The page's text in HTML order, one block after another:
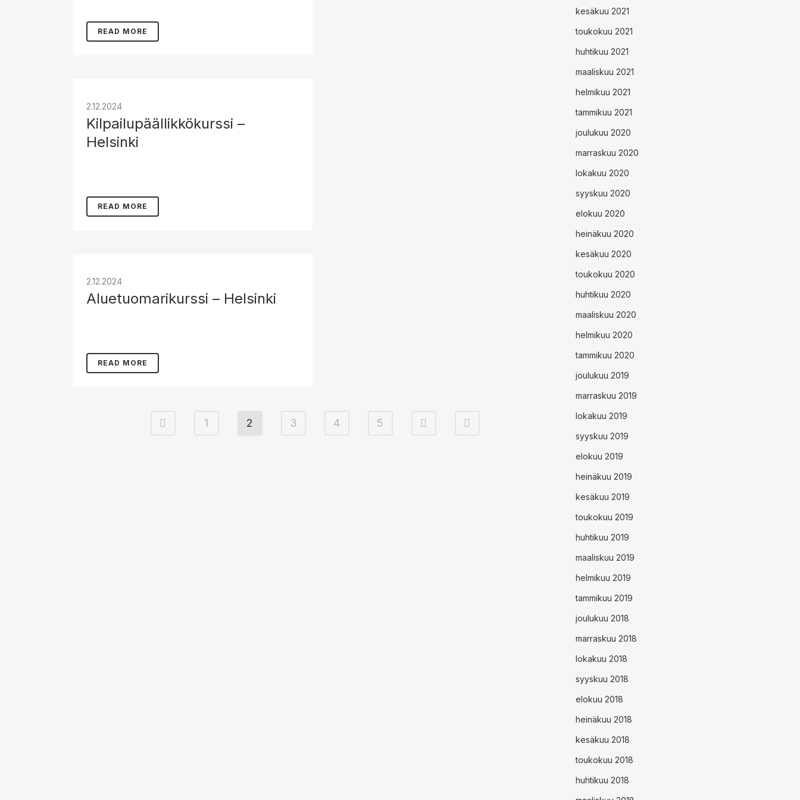
READ MORE
2.12.2024
Kilpailupäällikkökurssi –
Helsinki
READ MORE
2.12.2024
Aluetuomarikurssi – Helsinki
READ MORE
1 2 3 4 5
kesäkuu 2021
toukokuu 2021
huhtikuu 2021
maaliskuu 2021
helmikuu 2021
tammikuu 2021
joulukuu 2020
marraskuu 2020
lokakuu 2020
syyskuu 2020
elokuu 2020
heinäkuu 2020
kesäkuu 2020
toukokuu 2020
huhtikuu 2020
maaliskuu 2020
helmikuu 2020
tammikuu 2020
joulukuu 2019
marraskuu 2019
lokakuu 2019
syyskuu 2019
elokuu 2019
heinäkuu 2019
kesäkuu 2019
toukokuu 2019
huhtikuu 2019
maaliskuu 2019
helmikuu 2019
tammikuu 2019
joulukuu 2018
marraskuu 2018
lokakuu 2018
syyskuu 2018
elokuu 2018
heinäkuu 2018
kesäkuu 2018
toukokuu 2018
huhtikuu 2018